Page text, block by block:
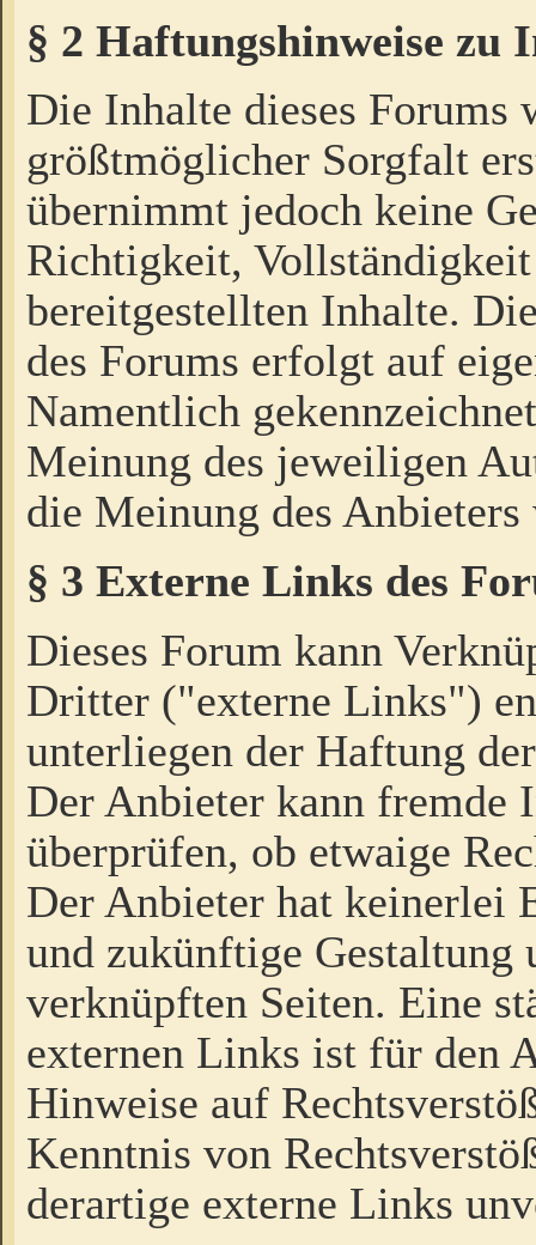
§ 2 Haftungshinweise zu
Die Inhalte dieses Forums
größtmöglicher Sorgfalt
übernimmt jedoch keine
Richtigkeit,
bereitgestellten Inhalte.
des Forums erfolgt auf
Namentlich
Meinung des jeweiligen
die Meinung des Anbieters
§ 3 Externe Links des
Dieses Forum kann
Dritter ("externe Links")
unterliegen der Haftung
Der Anbieter kann fremde
überprüfen, ob etwaige
Der Anbieter hat keinerlei
und zukünftige Gestaltung
verknüpften Seiten. Eine
externen Links ist für den
Hinweise auf
Kenntnis von
derartige externe Links